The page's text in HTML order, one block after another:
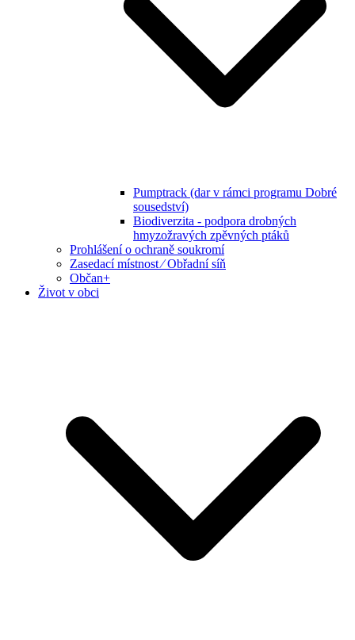
Pumptrack (dar v rámci programu Dobré
sousedství)
Biodiverzita - podpora drobných
hmyzožravých zpěvných ptáků
Prohlášení o ochraně soukromí
Zasedací místnost ⁄ Obřadní síň
Občan+
Život v obci